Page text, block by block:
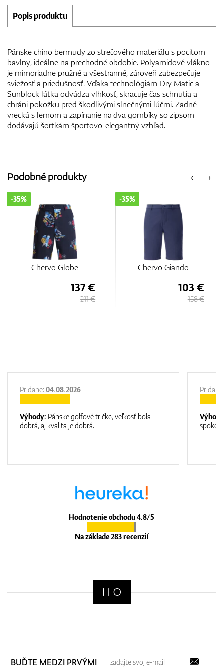
Popis produktu
Pánske chino bermudy zo strečového materiálu s pocitom
bavlny, ideálne na prechodné obdobie. Polyamidové vlákno
je mimoriadne pružné a všestranné, zároveň zabezpečuje
sviežosť a priedušnosť. Vďaka technológiám Dry Matic a
Sunblock látka odvádza vlhkosť, skracuje čas schnutia a
chráni pokožku pred škodlivými slnečnými lúčmi. Zadné
vrecká s lemom a zapínanie na dva gombíky so zipsom
dodávajú šortkám športovo-elegantný vzhľad.
‹
Podobné produkty ›
Chervo Globe
-35%
137 €
211 €
Chervo Giando
-35%
103 €
158 €
Hodnotenie obchodu 4.8/5
Na základe 283 recenzií
Pridane: 04.08.2026
Výhody: Pánske golfové tričko, veľkosť bola
dobrá, aj kvalita je dobrá.
BUĎTE MEDZI PRVÝMI